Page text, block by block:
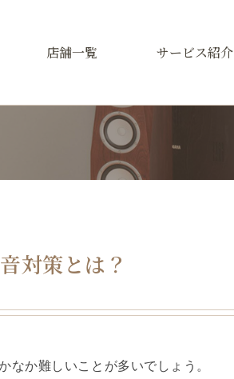
店舗一覧 サービス紹介
対策とは？
なか難しいことが多いでしょう。